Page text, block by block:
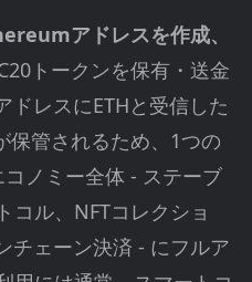
アドレスを作成、
トークンを保有・送金
ドレスにETHと受信した
保管されるため、1つの
ノミー全体 - ステーブ
コル、NFTコレクショ
チェーン決済 - にフルア